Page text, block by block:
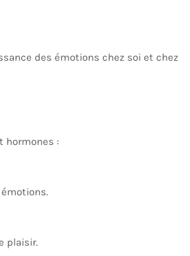
des émotions chez soi et chez
hormones :
plaisir.